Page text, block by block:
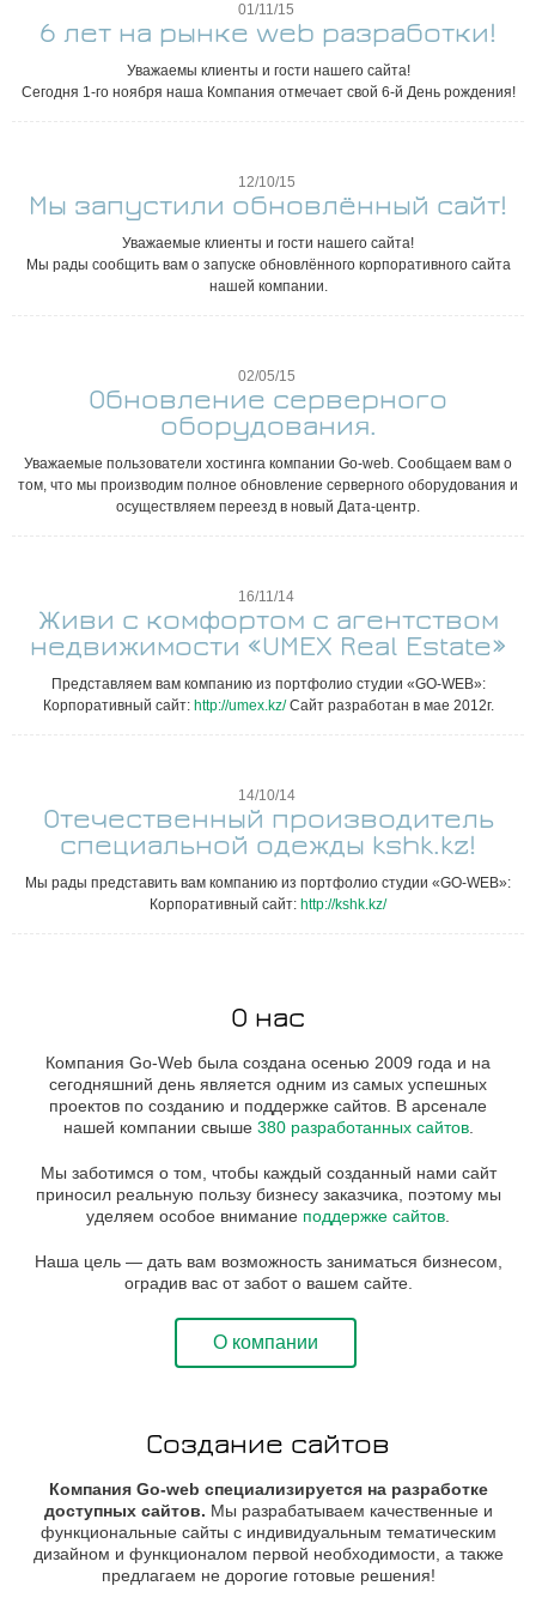
01/11/15
6 лет на рынке web разработки!
Уважаемы клиенты и гости нашего сайта!
Сегодня 1-го ноября наша Компания отмечает свой 6-й День рождения!
12/10/15
Мы запустили обновлённый сайт!
Уважаемые клиенты и гости нашего сайта!
Мы рады сообщить вам о запуске обновлённого корпоративного сайта
нашей компании.
02/05/15
Обновление серверного
оборудования.
Уважаемые пользователи хостинга компании Go-web. Сообщаем вам о
том, что мы производим полное обновление серверного оборудования и
осуществляем переезд в новый Дата-центр.
16/11/14
Живи с комфортом с агентством
недвижимости «UMEX Real Estate»
Представляем вам компанию из портфолио студии «GO-WEB»:
Корпоративный сайт: http://umex.kz/Сайт разработан в мае 2012г.
14/10/14
Отечественный производитель
специальной одежды kshk.kz!
Мы рады представить вам компанию из портфолио студии «GO-WEB»:
Корпоративный сайт: http://kshk.kz/
О нас
Компания Go-Web была создана осенью 2009 года и на
сегодняшний день является одним из самых успешных
проектов по созданию и поддержке сайтов. В арсенале
нашей компании свыше 380 разработанных сайтов.
Мы заботимся о том, чтобы каждый созданный нами сайт
приносил реальную пользу бизнесу заказчика, поэтому мы
уделяем особое внимание поддержке сайтов
Наша цель — дать вам возможность заниматься бизнесом,
оградив вас от забот о вашем сайте.
О компании
Создание сайтов
Компания Go-web специализируется на разработке
доступных сайтов. Мы разрабатываем качественные и
функциональные сайты с индивидуальным тематическим
дизайном и функционалом первой необходимости, а также
предлагаем не дорогие готовые решения!